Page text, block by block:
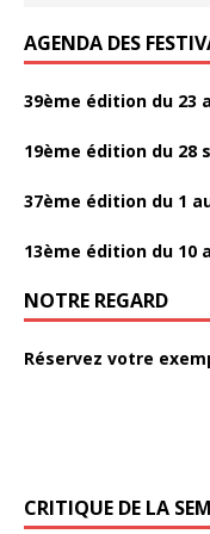
AGENDA DES
39ème édition du 23
19ème édition du 28
37ème édition du 1
13ème édition du 10
NOTRE REGARD
Réservez votre
CRITIQUE DE LA